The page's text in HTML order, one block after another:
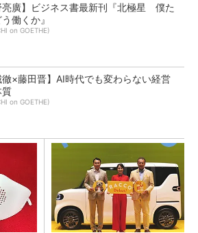
亮廣】ビジネス書最新刊『北極星 僕た
働くか』
on GOETHE)
徹×藤田晋】AI時代でも変わらない経営
質
on GOETHE)